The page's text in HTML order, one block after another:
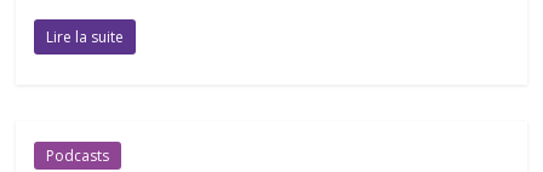
Lire la suite
Podcasts